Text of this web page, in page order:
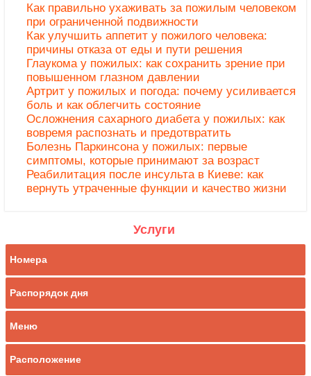
Как правильно ухаживать за пожилым человеком
при ограниченной подвижности
Как улучшить аппетит у пожилого человека:
причины отказа от еды и пути решения
Глаукома у пожилых: как сохранить зрение при
повышенном глазном давлении
Артрит у пожилых и погода: почему усиливается
боль и как облегчить состояние
Осложнения сахарного диабета у пожилых: как
вовремя распознать и предотвратить
Болезнь Паркинсона у пожилых: первые
симптомы, которые принимают за возраст
Реабилитация после инсульта в Киеве: как
вернуть утраченные функции и качество жизни
Услуги
Номера
Распорядок дня
Меню
Расположение